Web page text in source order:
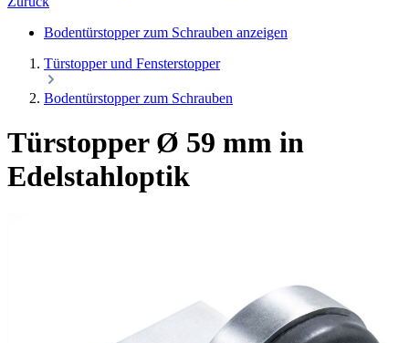
Bodentürstopper zum Schrauben anzeigen
Türstopper und Fensterstopper
Bodentürstopper zum Schrauben
Türstopper Ø 59 mm in
Edelstahloptik